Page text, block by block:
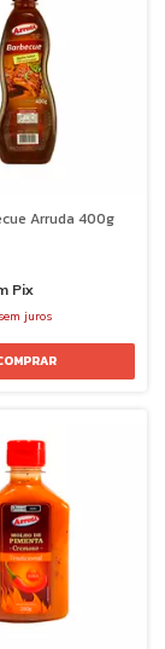
Arruda 400g
Pix
sem juros